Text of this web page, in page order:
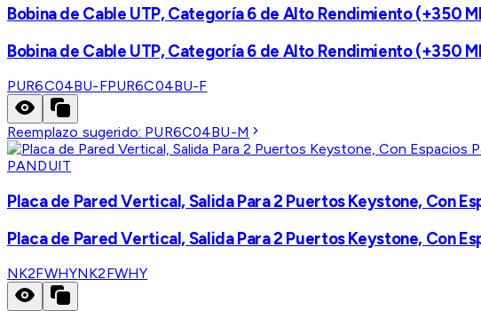
Bobina de Cable UTP, Categoría 6 de Alto Rendimiento (+350
Bobina de Cable UTP, Categoría 6 de Alto Rendimiento (+350
PUR6C04BU-FPUR6C04BU-F
Reemplazo sugerido: PUR6C04BU-M
PANDUIT
Placa de Pared Vertical, Salida Para 2 Puertos Keystone, Con
Placa de Pared Vertical, Salida Para 2 Puertos Keystone, Con
NK2FWHYNK2FWHY